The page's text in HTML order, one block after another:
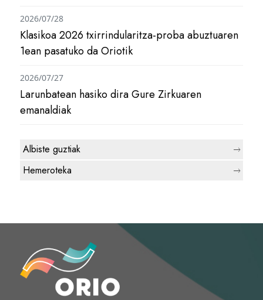
Klasikoa 2026 txirrindularitza-proba abuztuaren
1ean pasatuko da Oriotik
2026/07/28
Larunbatean hasiko dira Gure Zirkuaren
emanaldiak
2026/07/27
Albiste guztiak
Hemeroteka